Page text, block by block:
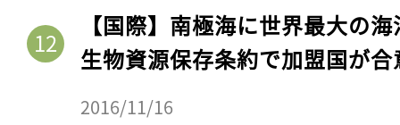
【国際】南極海に世界最大の
生物資源保存条約で加盟国が合
2016/11/16